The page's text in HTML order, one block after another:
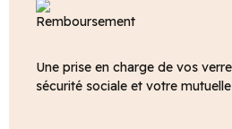
Une prise en charge de vos
sécurité sociale et votre mutuelle